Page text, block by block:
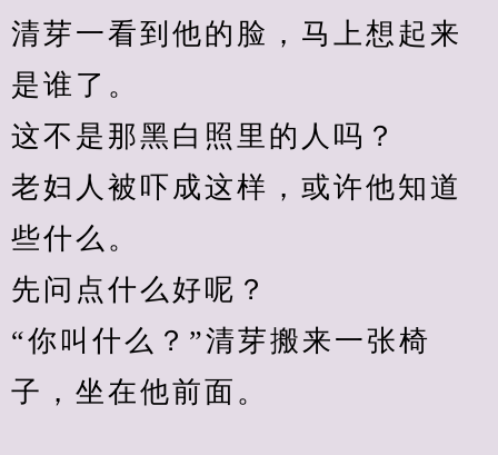
清芽一看到他的脸，马上想起来
是谁了。
这不是那黑白照里的人吗？
老妇人被吓成这样，或许他知道
些什么。
先问点什么好呢？
“你叫什么？”清芽搬来一张椅
子，坐在他前面。